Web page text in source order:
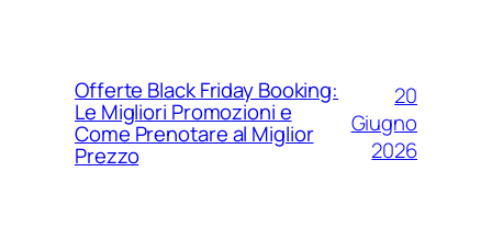
Offerte Black Friday Booking:
Le Migliori Promozioni e
Come Prenotare al Miglior
Prezzo
20
Giugno
2026